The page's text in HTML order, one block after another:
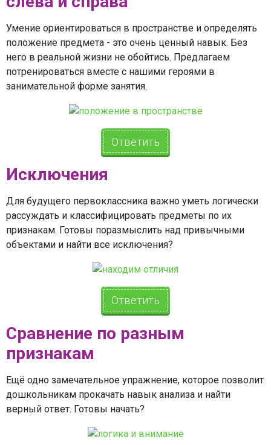
Умение ориентироваться в пространстве и определять
положение предмета - это очень ценный навык. Без
него в реальной жизни не обойтись. Предлагаем
потренироваться вместе с нашими героями в
занимательной форме занятия.
Ответить
Исключения
Для будущего первоклассника важно уметь логически
рассуждать и классифицировать предметы по их
признакам. Готовы поразмыслить над привычными
объектами и найти все исключения?
Ответить
Сравнение по разным
признакам
Ещё одно замечательное упражнение, которое позволит
дошкольникам прокачать навык анализа и найти
верный ответ. Готовы начать?